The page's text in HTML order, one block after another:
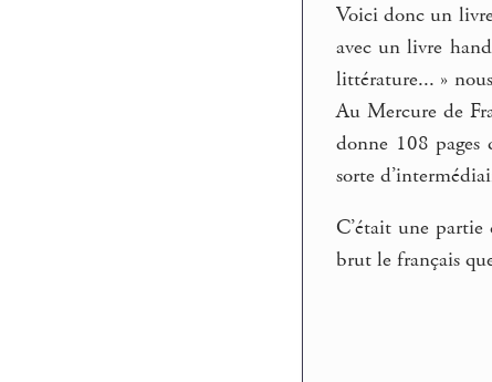
Voici donc un
avec un livre
littérature... »
Au Mercure de
donne 108 pages
sorte
C’était une
brut le français